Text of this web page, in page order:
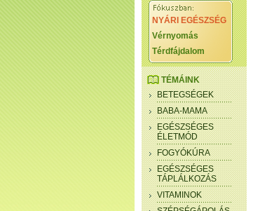
NYÁRI EGÉSZSÉG
Vérnyomás
Térdfájdalom
TÉMÁINK
BETEGSÉGEK
BABA-MAMA
EGÉSZSÉGES
ÉLETMÓD
FOGYÓKÚRA
EGÉSZSÉGES
TÁPLÁLKOZÁS
VITAMINOK